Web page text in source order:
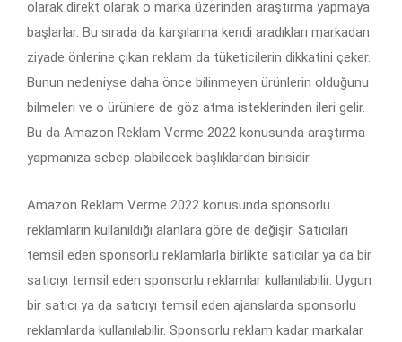
olarak direkt olarak o marka üzerinden araştırma yapmaya
başlarlar. Bu sırada da karşılarına kendi aradıkları markadan
ziyade önlerine çıkan reklam da tüketicilerin dikkatini çeker.
Bunun nedeniyse daha önce bilinmeyen ürünlerin olduğunu
bilmeleri ve o ürünlere de göz atma isteklerinden ileri gelir.
Bu da Amazon Reklam Verme 2022 konusunda araştırma
yapmanıza sebep olabilecek başlıklardan birisidir.
Amazon Reklam Verme 2022 konusunda sponsorlu
reklamların kullanıldığı alanlara göre de değişir. Satıcıları
temsil eden sponsorlu reklamlarla birlikte satıcılar ya da bir
satıcıyı temsil eden sponsorlu reklamlar kullanılabilir. Uygun
bir satıcı ya da satıcıyı temsil eden ajanslarda sponsorlu
reklamlarda kullanılabilir. Sponsorlu reklam kadar markalar